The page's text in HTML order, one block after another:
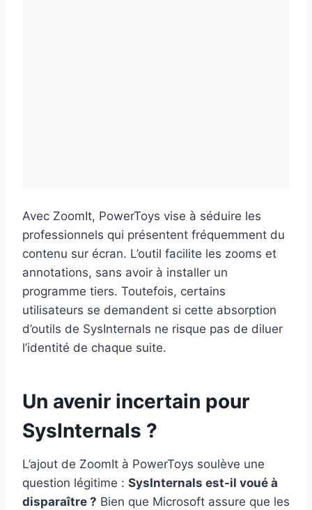
Avec ZoomIt, PowerToys vise à séduire les
professionnels qui présentent fréquemment du
contenu sur écran. L’outil facilite les zooms et
annotations, sans avoir à installer un
programme tiers. Toutefois, certains
utilisateurs se demandent si cette absorption
d’outils de SysInternals ne risque pas de diluer
l’identité de chaque suite.
Un avenir incertain pour
SysInternals ?
L’ajout de ZoomIt à PowerToys soulève une
question légitime : SysInternals est-il voué à
disparaître ? Bien que Microsoft assure que les